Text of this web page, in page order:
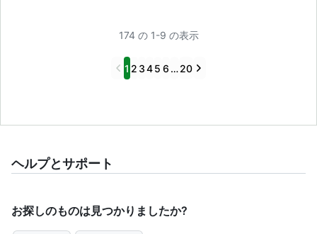
174 の 1-9 の表示
Previous
1 2 345 6 …20 Next
ヘルプとサポート
お探しのものは見つかりましたか?